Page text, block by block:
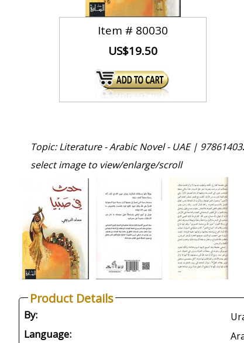
Item # 80030
US$19.50
Topic: Literature - Arabic Novel - UAE |
select image to view/enlarge/scroll
Product Details
By:
Language: